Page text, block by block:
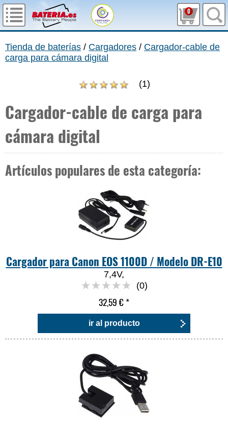
0
Tienda de baterías / Cargadores / Cargador-cable de
carga para cámara digital
(1)
Cargador-cable de carga para
cámara digital
Artículos populares de esta categoría:
Cargador para Canon EOS 1100D / Modelo DR-E10
7,4V,
(0)
32,59 €*
ir al producto